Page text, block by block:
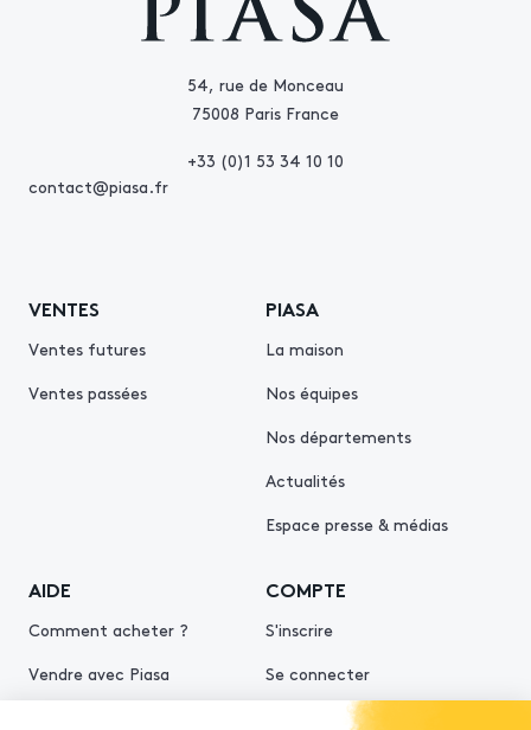
54, rue de Monceau
75008 Paris France
+33 (0)1 53 34 10 10
contact@piasa.fr
VENTES
Ventes futures
Ventes passées
PIASA
La maison
Nos équipes
Nos départements
Actualités
Espace presse & médias
AIDE
Comment acheter ?
Vendre avec Piasa
COMPTE
S'inscrire
Se connecter